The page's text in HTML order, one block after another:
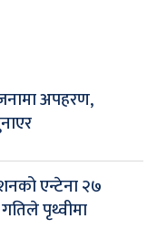
अपहरण,
एन्टेना २७
पृथ्वीमा